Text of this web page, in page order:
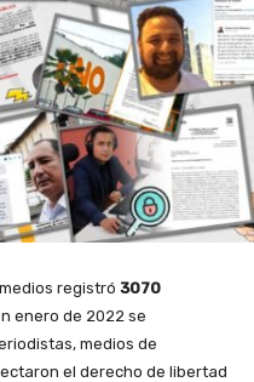
registró 3070
enero de 2022 se
medios de
el derecho de libertad